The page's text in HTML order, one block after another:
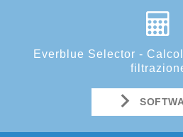
Everblue Selector -